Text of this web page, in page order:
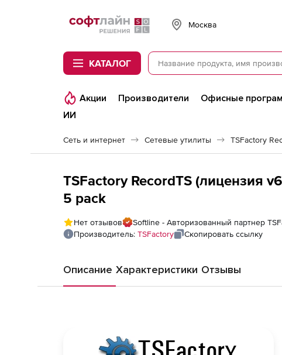
Softline
Москва
КАТАЛОГ
Акции Производители Офисные
ИИ
Сеть и интернет Сетевые утилиты TSFactory
TSFactory RecordTS (лицензия
5 pack
Нет отзывов
Softline - Авторизованный партнер
Производитель: TSFactory Скопировать ссылку
Описание Характеристики Отзывы